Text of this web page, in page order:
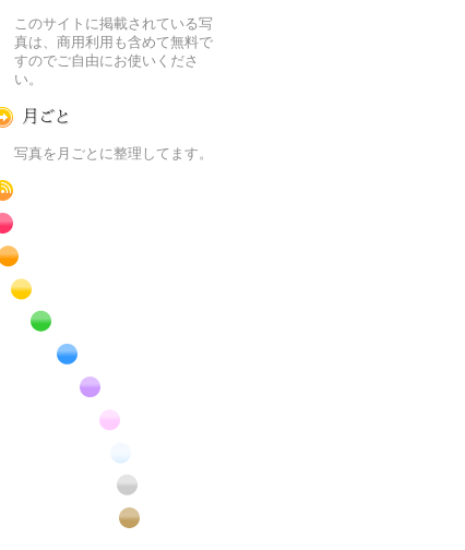
このサイトに掲載されている写
真は、商用利用も含めて無料で
すのでご自由にお使いくださ
い。
写真を月ごとに整理してます。
赤色の花のフリー写真素材
橙色の花のフリー写真素材
黄色の花のフリー写真素材
緑色の花のフリー写真素材
青色の花のフリー写真素材
紫色の花のフリー写真素材
白色の花のフリー写真素材
昆虫のフリー写真素材